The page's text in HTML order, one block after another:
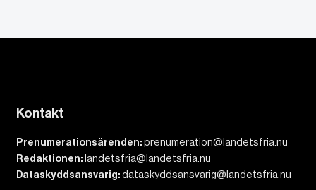
Kontakt
Prenumerationsärenden:prenumeration@landetsfria.nu
Redaktionen: landetsfria@landetsfria.nu
Dataskyddsansvarig:dataskyddsansvarig@landetsfria.nu